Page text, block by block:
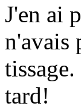
J'en ai
n'avais
tard!